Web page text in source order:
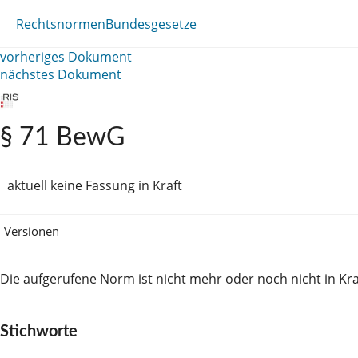
RechtsnormenBundesgesetze
vorheriges Dokument
nächstes Dokument
§ 71 BewG
aktuell keine Fassung in Kraft
Versionen
Die aufgerufene Norm ist nicht mehr oder noch nicht in
Stichworte